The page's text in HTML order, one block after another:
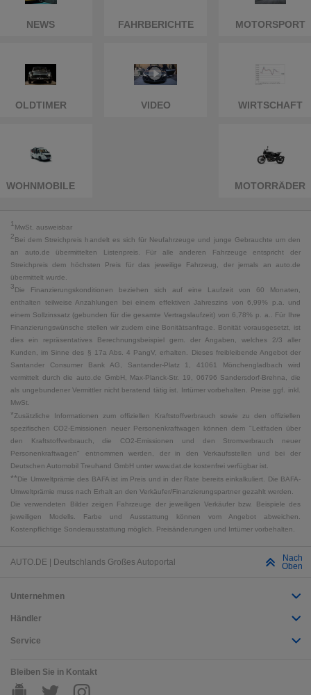
NEWS FAHRBERICHTE MOTORSPORT
OLDTIMER VIDEO WIRTSCHAFT
WOHNMOBILE MOTORRÄDER
1MwSt. ausweisbar
2Bei dem Streichpreis handelt es sich für Neufahrzeuge und junge Gebrauchte um den
an auto.de übermittelten Listenpreis. Für alle anderen Fahrzeuge entspricht der
Streichpreis dem höchsten Preis für das jeweilige Fahrzeug, der jemals an auto.de
übermittelt wurde.
3Die Finanzierungskonditionen beziehen sich auf eine Laufzeit von 60 Monaten,
enthalten teilweise Anzahlungen bei einem effektiven Jahreszins von 6,99% p.a. und
einem Sollzinssatz (gebunden für die gesamte Vertragslaufzeit) von 6,78% p. a.. Für Ihre
Finanzierungswünsche stellen wir zudem eine Bonitätsanfrage. Bonität vorausgesetzt, ist
dies ein repräsentatives Berechnungsbeispiel gem. der Angaben, welches 2/3 aller
Kunden, im Sinne des § 17a Abs. 4 PangV, erhalten. Dieses freibleibende Angebot der
Santander Consumer Bank AG, Santander-Platz 1, 41061 Mönchengladbach wird
vermittelt durch die auto.de GmbH, Max-Planck-Str. 19, 06796 Sandersdorf-Brehna, die
als ungebundener Vermittler nicht beratend tätig ist. Irrtümer vorbehalten. Preise ggf. inkl.
MwSt.
*Zusätzliche Informationen zum offiziellen Kraftstoffverbrauch sowie zu den offiziellen
spezifischen CO2-Emissionen neuer Personenkraftwagen können dem "Leitfaden über
den Kraftstoffverbrauch, die CO2-Emissionen und den Stromverbrauch neuer
Personenkraftwagen" entnommen werden, der in den Verkaufsstellen und bei der
Deutschen Automobil Treuhand GmbH unter www.dat.de kostenfrei verfügbar ist.
**Die Umweltprämie des BAFA ist im Preis und in der Rate bereits einkalkuliert. Die BAFA-
Umweltprämie muss nach Erhalt an den Verkäufer/Finanzierungspartner gezahlt werden.
Die verwendeten Bilder zeigen Fahrzeuge der jeweiligen Verkäufer bzw. Beispiele des
jeweiligen Modells. Farbe und Ausstattung können vom Angebot abweichen.
Kostenpflichtige Sonderausstattung möglich. Preisänderungen und Irrtümer vorbehalten.
AUTO.DE | Deutschlands Großes Autoportal
Nach
Oben
Unternehmen
Händler
Service
Bleiben Sie in Kontakt